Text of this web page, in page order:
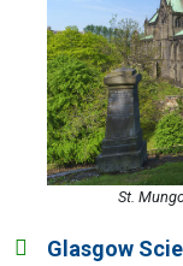
St.
Glasgow